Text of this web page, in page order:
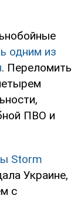
одним из
. Переломить
ПВО и
Storm
Украине,
с